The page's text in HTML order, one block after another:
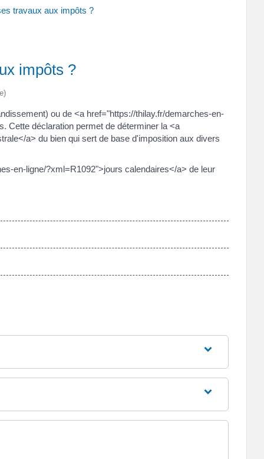
travaux aux impôts ?
impôts ?
ou de <a href="https://thilay.fr/demarches-en-
Cette déclaration permet de déterminer la <a
a> du bien qui sert de base d'imposition aux divers
en-ligne/?xml=R1092">jours calendaires</a> de leur